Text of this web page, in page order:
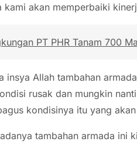
kami akan memperbaiki
PT PHR Tanam 700
insya Allah tambahan
rusak dan mungkin
kondisinya itu yang
tambahan armada ini